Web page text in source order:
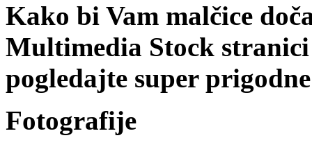
Kako bi Vam malčice
Multimedia Stock
pogledajte super
Fotografije